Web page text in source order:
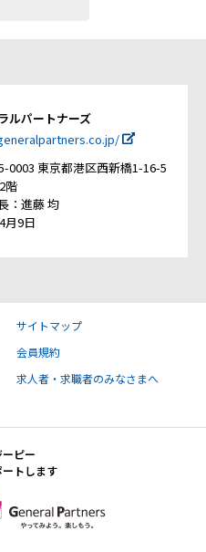
ルパートナーズ
0003 東京都港区西新橋1-16-5
階
：進藤 均
月9日
サイトマップ
会員規約
求人者・求職者のみなさまへ
ピー
トします